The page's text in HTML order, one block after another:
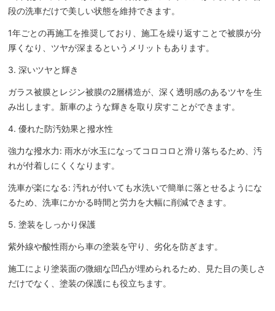
段の洗車だけで美しい状態を維持できます。
1年ごとの再施工を推奨しており、施工を繰り返すことで被膜が分
厚くなり、ツヤが深まるというメリットもあります。
3. 深いツヤと輝き
ガラス被膜とレジン被膜の2層構造が、深く透明感のあるツヤを生
み出します。新車のような輝きを取り戻すことができます。
4. 優れた防汚効果と撥水性
強力な撥水力: 雨水が水玉になってコロコロと滑り落ちるため、汚
れが付着しにくくなります。
洗車が楽になる: 汚れが付いても水洗いで簡単に落とせるようにな
るため、洗車にかかる時間と労力を大幅に削減できます。
5. 塗装をしっかり保護
紫外線や酸性雨から車の塗装を守り、劣化を防ぎます。
施工により塗装面の微細な凹凸が埋められるため、見た目の美しさ
だけでなく、塗装の保護にも役立ちます。